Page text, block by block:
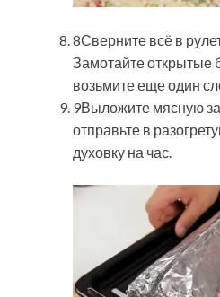
8Сверните всё в
Замотайте открытые
возьмите еще один
9Выложите мясную
отправьте в
духовку на час.